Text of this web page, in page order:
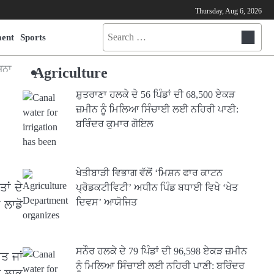
Thursday, Aug 6, 2026
Sports
Search
ਦੇ
ਜਾਂ
Agriculture
ਸ਼ੁਤਰਾਣਾ ਹਲਕੇ ਦੇ 56 ਪਿੰਡਾਂ ਦੀ 68,500 ਏਕੜ
ਜ਼ਮੀਨ ਨੂੰ ਮਿਲਿਆ ਸਿੰਚਾਈ ਲਈ ਨਹਿਰੀ ਪਾਣੀ:
ਬਰਿੰਦਰ ਕੁਮਾਰ ਗੋਇਲ
ਖੇਤੀਬਾੜੀ ਵਿਭਾਗ ਵੱਲੋਂ ‘ਮਿਸ਼ਨ ਫਾਰ ਕਾਟਨ
ਪ੍ਰੋਡਕਟੀਵਿਟੀ’ ਅਧੀਨ ਪਿੰਡ ਬਧਾਈ ਵਿਖੇ ‘ਖੇਤ
ਦਿਵਸ’ ਆਯੋਜਿਤ
ਸਨੌਰ ਹਲਕੇ ਦੇ 79 ਪਿੰਡਾਂ ਦੀ 96,598 ਏਕੜ ਜ਼ਮੀਨ
ਨੂੰ ਮਿਲਿਆ ਸਿੰਚਾਈ ਲਈ ਨਹਿਰੀ ਪਾਣੀ: ਬਰਿੰਦਰ